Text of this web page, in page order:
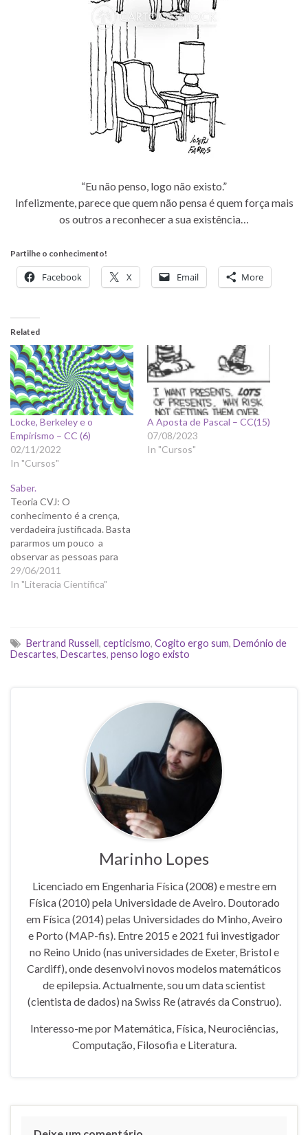
“Eu não penso, logo não existo.”
Infelizmente, parece que quem não pensa é quem força mais
os outros a reconhecer a sua existência…
Partilhe o conhecimento!
Facebook X Email More
Related
Locke, Berkeley e o
Empirismo – CC (6)
02/11/2022
In "Cursos"
A Aposta de Pascal – CC(15)
07/08/2023
In "Cursos"
Saber.
Teoria CVJ: O
conhecimento é a crença,
verdadeira justificada. Basta
pararmos um pouco a
observar as pessoas para
ver que crenças há muitas e
portanto o conhecimento
uma coisa é verdade mas
nós não acreditamos que
29/06/2011
In "Literacia Científica"
Bertrand Russell, cepticismo, Cogito ergo sum, Demónio de
Descartes, Descartes, penso logo existo
Marinho Lopes
Licenciado em Engenharia Física (2008) e mestre em
Física (2010) pela Universidade de Aveiro. Doutorado
em Física (2014) pelas Universidades do Minho, Aveiro
e Porto (MAP-fis). Entre 2015 e 2021 fui investigador
no Reino Unido (nas universidades de Exeter, Bristol e
Cardiff), onde desenvolvi novos modelos matemáticos
de epilepsia. Actualmente, sou um data scientist
(cientista de dados) na Swiss Re (através da Construo).
Interesso-me por Matemática, Física, Neurociências,
Computação, Filosofia e Literatura.